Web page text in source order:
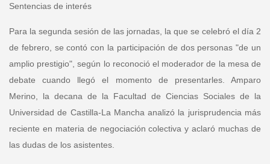
Sentencias de interés
Para la segunda sesión de las jornadas, la que se celebró el día 2
de febrero, se contó con la participación de dos personas "de un
amplio prestigio", según lo reconoció el moderador de la mesa de
debate cuando llegó el momento de presentarles.Amparo
Merino, la decana de la Facultad de Ciencias Sociales de la
Universidad de Castilla-La Mancha analizó la jurisprudencia más
reciente en materia de negociación colectiva y aclaró muchas de
las dudas de los asistentes.